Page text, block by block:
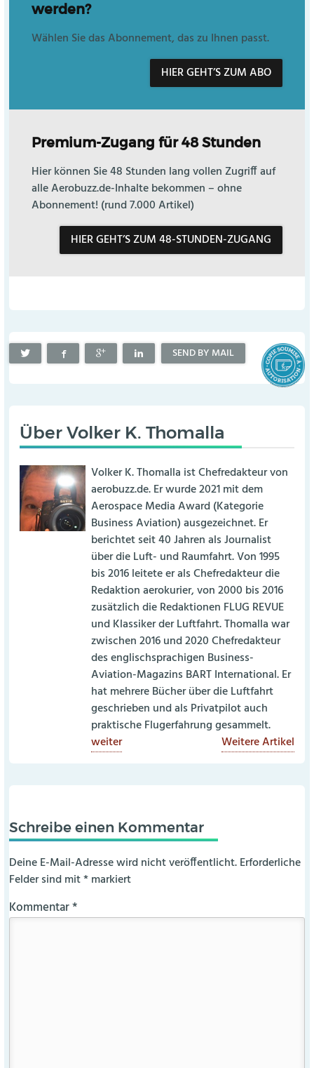
werden?
Wählen Sie das Abonnement, das zu Ihnen passt.
HIER GEHT’S ZUM ABO
Premium-Zugang für 48 Stunden
Hier können Sie 48 Stunden lang vollen Zugriff auf
alle Aerobuzz.de-Inhalte bekommen – ohne
Abonnement! (rund 7.000 Artikel)
HIER GEHT’S ZUM 48-STUNDEN-ZUGANG
SEND BY MAIL
ÜberVolker K. Thomalla
Volker K. Thomalla ist Chefredakteur von
aerobuzz.de. Er wurde 2021 mit dem
Aerospace Media Award (Kategorie
Business Aviation) ausgezeichnet. Er
berichtet seit 40 Jahren als Journalist
über die Luft- und Raumfahrt. Von 1995
bis 2016 leitete er als Chefredakteur die
Redaktion aerokurier, von 2000 bis 2016
zusätzlich die Redaktionen FLUG REVUE
und Klassiker der Luftfahrt. Thomalla war
zwischen 2016 und 2020 Chefredakteur
des englischsprachigen Business-
Aviation-Magazins BART International. Er
hat mehrere Bücher über die Luftfahrt
geschrieben und als Privatpilot auch
praktische Flugerfahrung gesammelt.
weiter
Weitere Artikel
Schreibe einen Kommentar
Deine E-Mail-Adresse wird nicht veröffentlicht. Erforderliche
Felder sind mit*markiert
Kommentar*